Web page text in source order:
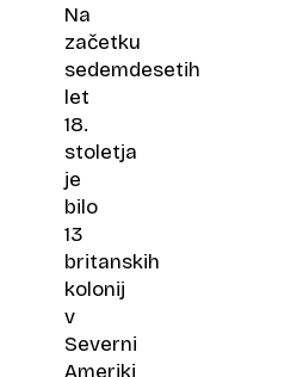
Na
začetku
sedemdesetih
let
18.
stoletja
je
bilo
13
britanskih
kolonij
v
Severni
Ameriki